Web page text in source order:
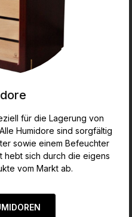
für die Lagerung von
Humidore sind sorgfältig
sowie einem Befeuchter
hebt sich durch die eigens
vom Markt ab.